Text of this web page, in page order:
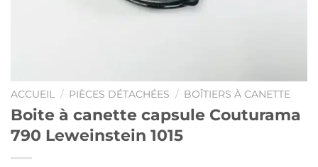
ACCUEIL / PIÈCES DÉTACHÉES / BOÎTIERS À CANETTE
Boite à canette capsule Couturama
790 Leweinstein 1015